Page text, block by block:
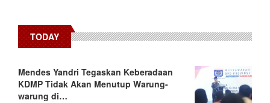
TODAY
Mendes Yandri Tegaskan Keberadaan
KDMP Tidak Akan Menutup Warung-
warung di…